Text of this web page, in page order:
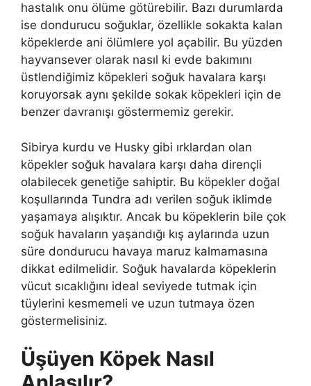
hastalık onu ölüme götürebilir. Bazı durumlarda
ise dondurucu soğuklar, özellikle sokakta kalan
köpeklerde ani ölümlere yol açabilir. Bu yüzden
hayvansever olarak nasıl ki evde bakımını
üstlendiğimiz köpekleri soğuk havalara karşı
koruyorsak aynı şekilde sokak köpekleri için de
benzer davranışı göstermemiz gerekir.
Sibirya kurdu ve Husky gibi ırklardan olan
köpekler soğuk havalara karşı daha dirençli
olabilecek genetiğe sahiptir. Bu köpekler doğal
koşullarında Tundra adı verilen soğuk iklimde
yaşamaya alışıktır. Ancak bu köpeklerin bile çok
soğuk havaların yaşandığı kış aylarında uzun
süre dondurucu havaya maruz kalmamasına
dikkat edilmelidir. Soğuk havalarda köpeklerin
vücut sıcaklığını ideal seviyede tutmak için
tüylerini kesmemeli ve uzun tutmaya özen
göstermelisiniz.
Üşüyen Köpek Nasıl